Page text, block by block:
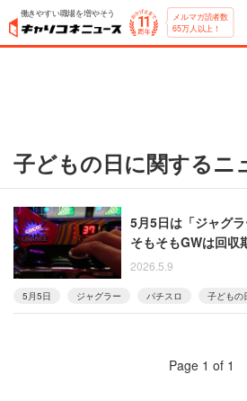
働きやすい職場を増やそう メルマガ読者数
65万人以上！
子どもの日に関するニ
5月5日は「ジャグ
そもそもGWは回収
2026.5.9
5月5日 ジャグラー パチスロ 子どもの
Page 1 of 1